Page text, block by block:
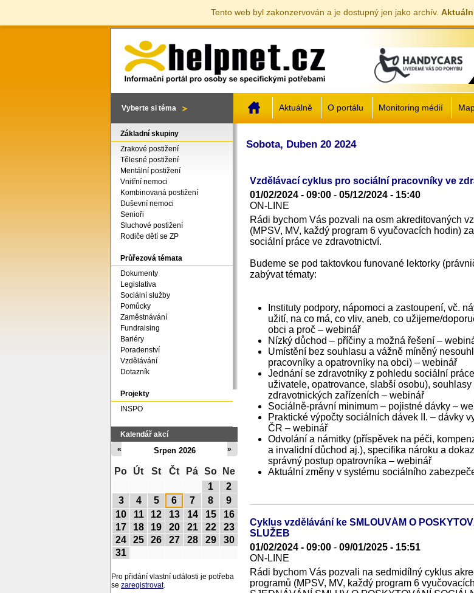
Tento web byl zakonzervován a je dostupný jen jako archív.
Vyberte si téma Aktuálně O portálu Monitoring médií
Sobota, Duben 20 2024
Vzdělávací cyklus pro sociální pracovníky ve
01/02/2024 - 09:00 - 05/12/2024 - 15:40
ON-LINE
Rádi bychom Vás pozvali na osm akreditovaných
(MPSV, MV, každý program 6 vyučovacích hodin)
sociální práce ve zdravotnictví.
Budeme se pod taktovkou funované lektorky
zabývat tématy:
Instituty podpory, nápomoci a zastoupení, vč.
užití, na co má, co vliv, aneb, co užijeme/
obci a proč – webinář
Nízký důchod – příčiny a možná řešení –
Umístění bez souhlasu a vážně míněný
pracovníky a opatrovníky na obci) – webinář
Jednání se zdravotníky z pohledu sociální
uživatele, opatrovance, slabší osobu),
zdravotnických zařízeních – webinář
Sociálně-právní minimum – pojistné dávky –
Praktické výpočty sociálních dávek II. – dávky
ČR – webinář
Odvolání a námitky (příspěvek na péči,
a invalidní důchod aj.), specifika nároku a
správný postup opatrovníka – webinář
Aktuální změny v systému sociálního
Cyklus vzdělávání ke SMLOUVÁM O
SLUŽEB
01/02/2024 - 09:00 - 09/01/2025 - 15:51
ON-LINE
Rádi bychom Vás pozvali na sedmidílný cyklus
programů (MPSV, MV, každý program 6
Základní skupiny
Zrakové postižení
Tělesné postižení
Mentální postižení
Vnitřní nemoci
Kombinovaná postižení
Duševní nemoci
Senioři
Sluchové postižení
Rodiče dětí se ZP
Průřezová témata
Dokumenty
Legislativa
Sociální služby
Pomůcky
Zaměstnávání
Fundraising
Bariéry
Poradenství
Vzdělávání
Dotazník
Projekty
INSPO
Kalendář akcí
Srpen 2026
« »
Po Út St Čt Pá So
Ne
1
2
3
4 5 6 7 8
9
10
11 12 13 14 15
16
17
18 19 20 21 22
23
24
25 26 27 28 29
30
31
Pro přidání vlastní události je potřeba
se zaregistrovat.